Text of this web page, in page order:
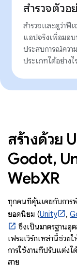
สำรวจตัวอ
สำรวจและดูว่าฟี
แอปจริงเพื่อมอ
ประสบการณ์ควา
ประเภทได้อย่างไ
สร้างด้วย
Godot,
WebXR
ทุกคนที่คุ้นเคยกับการ
ยอดนิยม (Unity ,
ซึ่งเป็นมาตรฐานอุ
เฟรมเวิร์กเหล่านี้ช่ว
การใช้งานที่ปรับแต่ง
สาย